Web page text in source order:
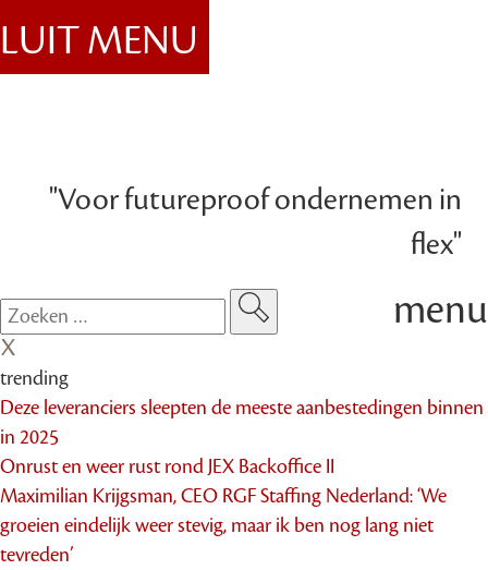
"Voor futureproof ondernemen in
flex"
MENU
menu
trending
Deze leveranciers sleepten de meeste aanbestedingen binnen
in 2025
Onrust en weer rust rond JEX Backoffice II
Maximilian Krijgsman, CEO RGF Staffing Nederland: ‘We
groeien eindelijk weer stevig, maar ik ben nog lang niet
tevreden’